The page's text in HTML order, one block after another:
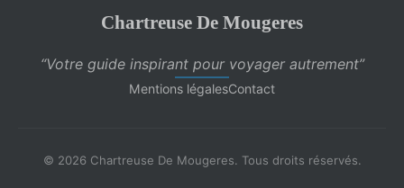
Chartreuse De Mougeres
“Votre guide inspirant pour voyager autrement”
Mentions légalesContact
© 2026 Chartreuse De Mougeres. Tous droits réservés.